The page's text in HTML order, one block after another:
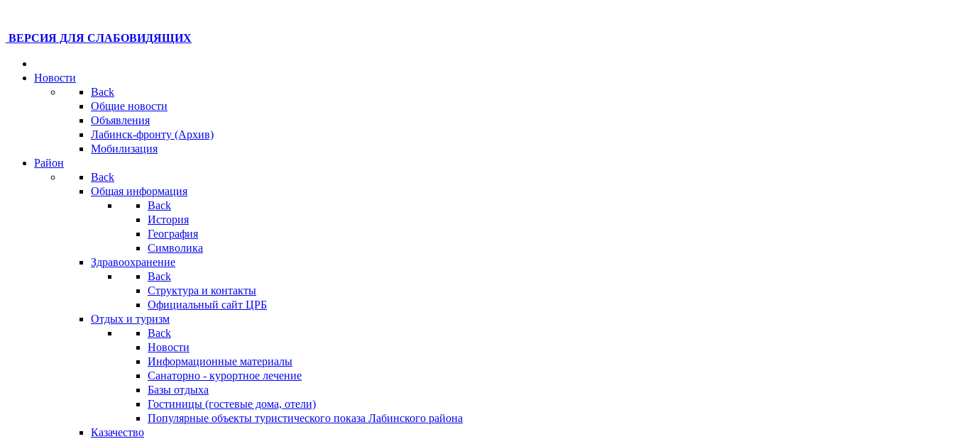
ВЕРСИЯ ДЛЯ СЛАБОВИДЯЩИХ
Новости
Back
Общие новости
Объявления
Лабинск-фронту (Архив)
Мобилизация
Район
Back
Общая информация
Back
История
География
Символика
Здравоохранение
Back
Структура и контакты
Официальный сайт ЦРБ
Отдых и туризм
Back
Новости
Информационные материалы
Санаторно - курортное лечение
Базы отдыха
Гостиницы (гостевые дома, отели)
Популярные объекты туристического показа Лабинского района
Казачество